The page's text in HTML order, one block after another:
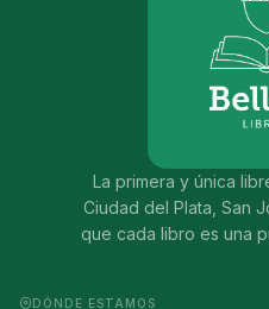
La primera y única
Ciudad del Plata, San
que cada libro es una
DÓNDE ESTAMOS